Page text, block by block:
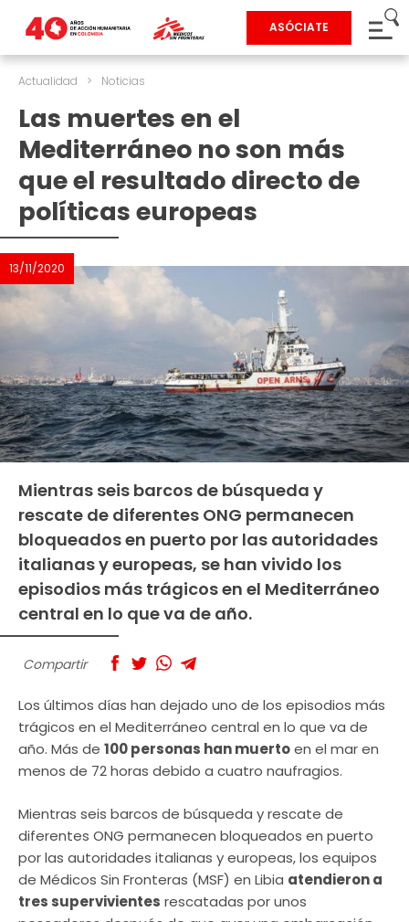
ASÓCIATE
Actualidad > Noticias
Las muertes en el
Mediterráneo no son más
que el resultado directo de
políticas europeas
13/11/2020
Mientras seis barcos de búsqueda y
rescate de diferentes ONG permanecen
bloqueados en puerto por las autoridades
italianas y europeas, se han vivido los
episodios más trágicos en el Mediterráneo
central en lo que va de año.
Compartir
Los últimos días han dejado uno de los episodios más
trágicos en el Mediterráneo central en lo que va de
año. Más de 100 personas han muertoen el mar en
menos de 72 horas debido a cuatro naufragios.
Mientras seis barcos de búsqueda y rescate de
diferentes ONG permanecen bloqueados en puerto
por las autoridades italianas y europeas, los equipos
de Médicos Sin Fronteras (MSF) en Libia atendieron a
tres supervivientes rescatadas por unos